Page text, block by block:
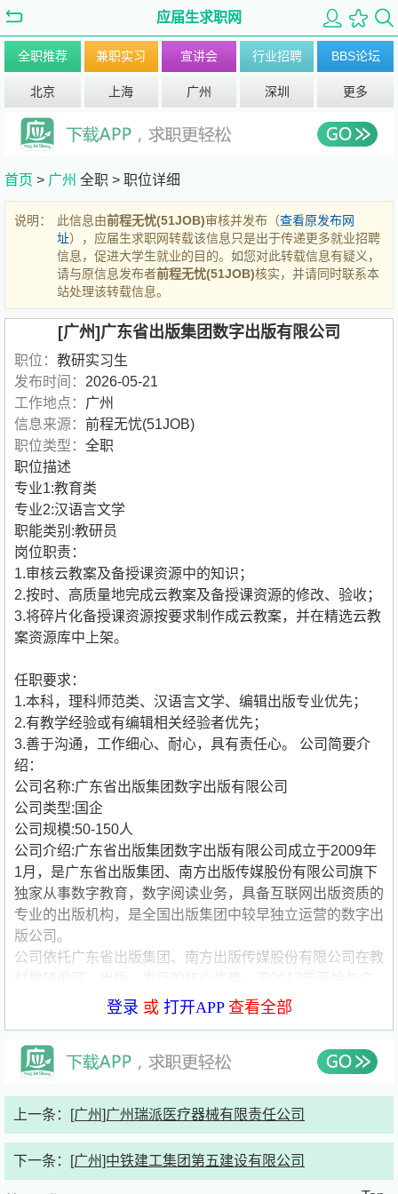
应届生求职网
全职推荐 兼职实习 宣讲会 行业招聘 BBS论坛
北京 上海 广州 深圳 更多
首页 > 广州 全职 > 职位详细
说明： 此信息由前程无忧(51JOB)审核并发布（查看原发布网
址），应届生求职网转载该信息只是出于传递更多就业招聘
信息，促进大学生就业的目的。如您对此转载信息有疑义，
请与原信息发布者前程无忧(51JOB)核实，并请同时联系本
站处理该转载信息。
[广州]广东省出版集团数字出版有限公司
职位： 教研实习生
发布时间： 2026-05-21
工作地点： 广州
信息来源： 前程无忧(51JOB)
职位类型： 全职
职位描述
专业1:教育类
专业2:汉语言文学
职能类别:教研员
岗位职责：
1.审核云教案及备授课资源中的知识；
2.按时、高质量地完成云教案及备授课资源的修改、验收；
3.将碎片化备授课资源按要求制作成云教案，并在精选云教
案资源库中上架。
任职要求：
1.本科，理科师范类、汉语言文学、编辑出版专业优先；
2.有教学经验或有编辑相关经验者优先；
3.善于沟通，工作细心、耐心，具有责任心。 公司简要介
绍：
公司名称:广东省出版集团数字出版有限公司
公司类型:国企
公司规模:50-150人
公司介绍:广东省出版集团数字出版有限公司成立于2009年
1月，是广东省出版集团、南方出版传媒股份有限公司旗下
独家从事数字教育，数字阅读业务，具备互联网出版资质的
专业的出版机构，是全国出版集团中较早独立运营的数字出
版公司。
公司依托广东省出版集团、南方出版传媒股份有限公司在教
东省教育厅合作广东省义务教育阶段国家课程数字教材规模
台”，为全省1300多万义务教育阶段师生用户提供导向正
确、内容严谨、资源丰富的全学科、全学段数字教材，并提
撑。
包的研发与运营、“智慧云”互动学习与智能测评平台、南方
登录 或 打开APP查看全部
上一条： [广州]广州瑞派医疗器械有限责任公司
下一条： [广州]中铁建工集团第五建设有限公司